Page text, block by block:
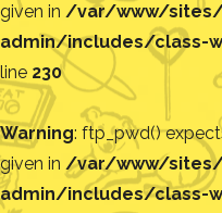
given in /var/www/sites/
admin/includes/class-
line 230
Warning: ftp_pwd()
given in /var/www/sites/
admin/includes/class-